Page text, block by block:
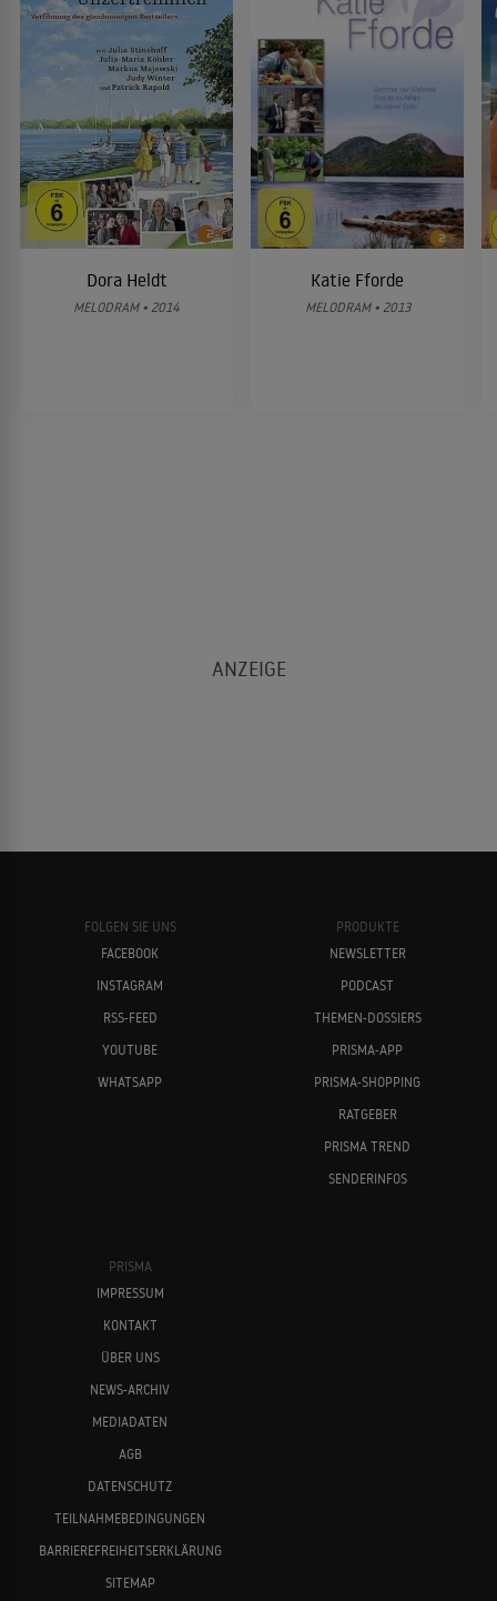
Dora Heldt
MELODRAM • 2014
Katie Fforde
MELODRAM • 2013
FOLGEN SIE UNS
FACEBOOK
INSTAGRAM
RSS-FEED
YOUTUBE
WHATSAPP
PRODUKTE
NEWSLETTER
PODCAST
THEMEN-DOSSIERS
PRISMA-APP
PRISMA-SHOPPING
RATGEBER
PRISMA TREND
SENDERINFOS
PRISMA
IMPRESSUM
KONTAKT
ÜBER UNS
NEWS-ARCHIV
MEDIADATEN
AGB
DATENSCHUTZ
TEILNAHMEBEDINGUNGEN
BARRIEREFREIHEITSERKLÄRUNG
SITEMAP